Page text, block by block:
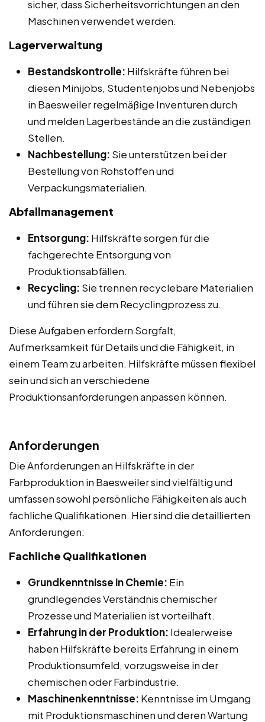
sicher, dass Sicherheitsvorrichtungen an den
Maschinen verwendet werden.
Lagerverwaltung
Bestandskontrolle: Hilfskräfte führen bei
diesen Minijobs, Studentenjobs und Nebenjobs
in Baesweiler regelmäßige Inventuren durch
und melden Lagerbestände an die zuständigen
Stellen.
Nachbestellung: Sie unterstützen bei der
Bestellung von Rohstoffen und
Verpackungsmaterialien.
Abfallmanagement
Entsorgung: Hilfskräfte sorgen für die
fachgerechte Entsorgung von
Produktionsabfällen.
Recycling: Sie trennen recyclebare Materialien
und führen sie dem Recyclingprozess zu.
Diese Aufgaben erfordern Sorgfalt,
Aufmerksamkeit für Details und die Fähigkeit, in
einem Team zu arbeiten. Hilfskräfte müssen flexibel
sein und sich an verschiedene
Produktionsanforderungen anpassen können.
Anforderungen
Die Anforderungen an Hilfskräfte in der
Farbproduktion in Baesweiler sind vielfältig und
umfassen sowohl persönliche Fähigkeiten als auch
fachliche Qualifikationen. Hier sind die detaillierten
Anforderungen:
Fachliche Qualifikationen
Grundkenntnisse in Chemie: Ein
grundlegendes Verständnis chemischer
Prozesse und Materialien ist vorteilhaft.
Erfahrung in der Produktion: Idealerweise
haben Hilfskräfte bereits Erfahrung in einem
Produktionsumfeld, vorzugsweise in der
chemischen oder Farbindustrie.
Maschinenkenntnisse: Kenntnisse im Umgang
mit Produktionsmaschinen und deren Wartung